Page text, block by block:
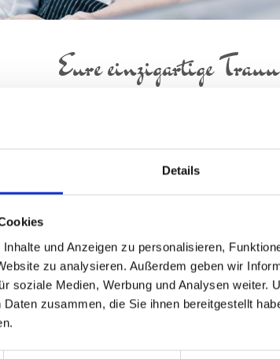
Details
und Anzeigen zu personalisieren,
zu analysieren. Außerdem geben wir
soziale Medien, Werbung und Analysen weiter.
zusammen, die Sie ihnen bereitgestellt
Eure einzigartige
WEITERLESEN